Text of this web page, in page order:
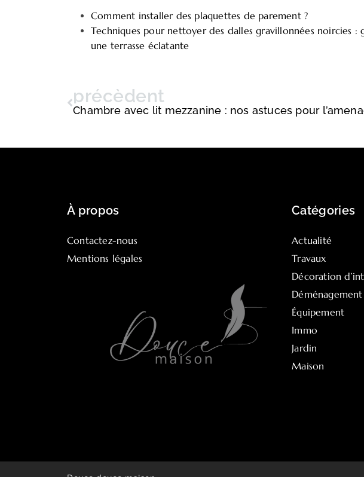
Comment installer des plaquettes de parement ?
Techniques pour nettoyer des dalles gravillonnées noircies
une terrasse éclatante
précèdent
Chambre avec lit mezzanine : nos astuces pour
À propos
Contactez-nous
Mentions légales
Catégories
Actualité
Travaux
Décoration
Déménagement
Équipement
Immo
Jardin
Maison